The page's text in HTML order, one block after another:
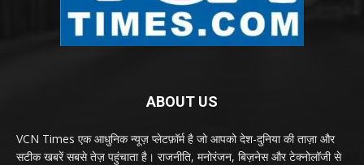
ABOUT US
VCN Times एक आधुनिक न्यूज़ प्लेटफ़ॉर्म है जो आपको देश-दुनिया की ताज़ा और
सटीक खबरें सबसे तेज़ पहुंचाता है। राजनीति, मनोरंजन, बिज़नेस और टेक्नोलॉजी से